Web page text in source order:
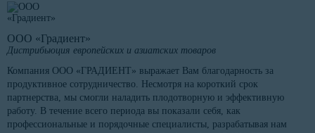
ООО «Градиент»
Дистрибьюция европейских и азиатских товаров
Компания ООО «ГРАДИЕНТ» выражает Вам благодарность за
продуктивное сотрудничество. Несмотря на короткий срок
партнерства, мы смогли наладить плодотворную и эффективную
работу. В течение всего периода вы показали себя, как
профессиональные и порядочные специалисты, разрабатывая нам